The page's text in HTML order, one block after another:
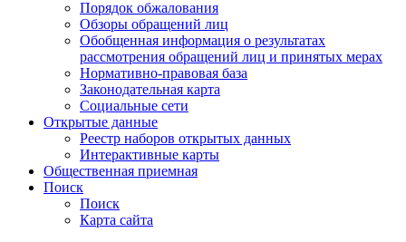
Порядок обжалования
Обзоры обращений лиц
Обобщенная информация о результатах
рассмотрения обращений лиц и принятых мерах
Нормативно-правовая база
Законодательная карта
Социальные сети
Открытые данные
Реестр наборов открытых данных
Интерактивные карты
Общественная приемная
Поиск
Поиск
Карта сайта